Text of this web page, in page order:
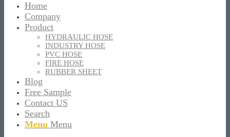
Home
Company
Product
HYDRAULIC HOSE
INDUSTRY HOSE
PVC HOSE
FIRE HOSE
RUBBER SHEET
Blog
Free Sample
Contact US
Search
Menu Menu